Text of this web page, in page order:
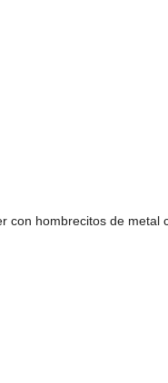
con hombrecitos de metal